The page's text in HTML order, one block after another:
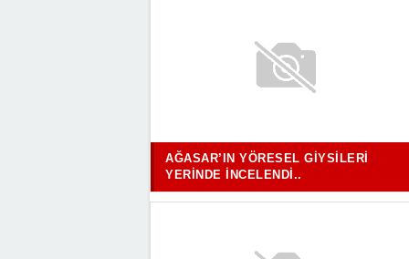
AĞASAR’IN YÖRESEL GIYSILERI
YERINDE İNCELENDI..